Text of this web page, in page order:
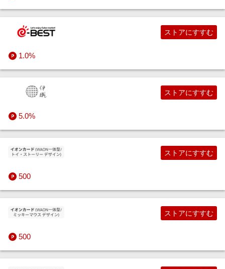
1.0%
ストアにすすむ
5.0%
ストアにすすむ
500
ストアにすすむ
500
ストアにすすむ